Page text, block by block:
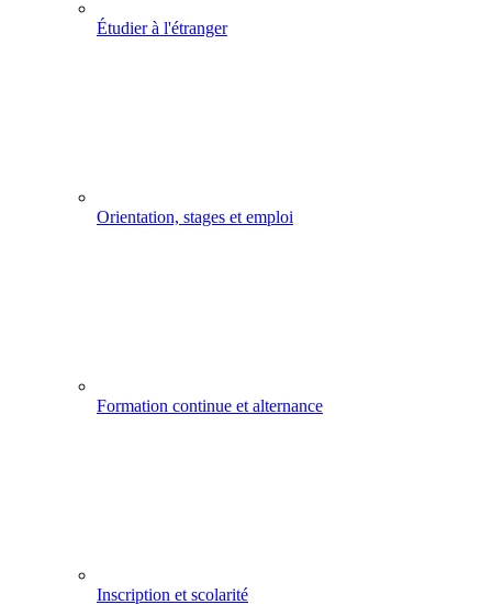
Étudier à l'étranger
Orientation, stages et emploi
Formation continue et alternance
Inscription et scolarité